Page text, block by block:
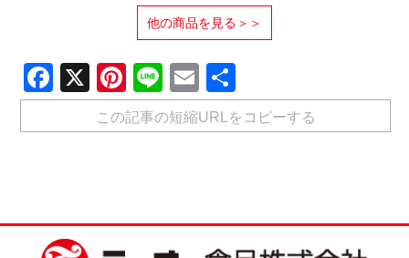
他の商品を見る＞＞
Facebook
X Pinterest
LineEmail
有
この記事の短縮URLをコピーする